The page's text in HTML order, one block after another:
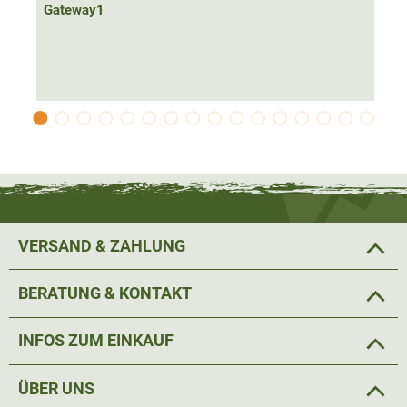
optimal für die Pirsch an milden Regentagen.
Gelenk-schonende Stoßdämpfungbietet. Die spezielle
Coil-Lining Struktur des leichten Futters
transportiert
bieten optimalen Komfort bei einer Temperatur von+5°C
und Frühjahr, oder an milden Wintertagen.
ausziehen. Auch der stufenlos verstellbare Zwickel
optimalen Sitz. Dank des wasserdichten Materials und
dem
optimal vor Nässe bei der Jagd oder in der aktiven
Gateway1
VERSAND & ZAHLUNG
BERATUNG & KONTAKT
INFOS ZUM EINKAUF
ÜBER UNS